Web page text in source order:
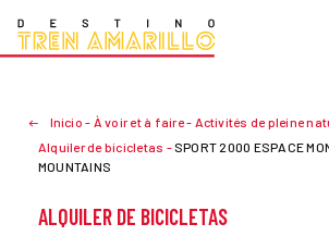
Inicio - À voir et à faire- Activités de pleine
Alquiler de bicicletas -SPORT 2000 ESPACE
MOUNTAINS
ALQUILER DE BICICLETAS